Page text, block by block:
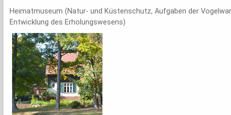
Heimatmuseum (Natur- und Küstenschutz, Aufgaben der
Entwicklung des Erholungswesens)